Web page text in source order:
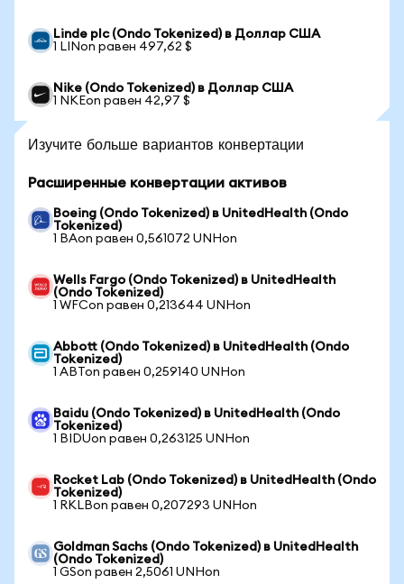
Linde plc (Ondo Tokenized) в Доллар США
1 LINon равен 497,62 $
Nike (Ondo Tokenized) в Доллар США
1 NKEon равен 42,97 $
Изучите больше вариантов конвертации
Расширенные конвертации активов
Boeing (Ondo Tokenized) в UnitedHealth (Ondo
Tokenized)
1 BAon равен 0,561072 UNHon
Wells Fargo (Ondo Tokenized) в UnitedHealth
(Ondo Tokenized)
1 WFCon равен 0,213644 UNHon
Abbott (Ondo Tokenized) в UnitedHealth (Ondo
Tokenized)
1 ABTon равен 0,259140 UNHon
Baidu (Ondo Tokenized) в UnitedHealth (Ondo
Tokenized)
1 BIDUon равен 0,263125 UNHon
Rocket Lab (Ondo Tokenized) в UnitedHealth (Ondo
Tokenized)
1 RKLBon равен 0,207293 UNHon
Goldman Sachs (Ondo Tokenized) в UnitedHealth
(Ondo Tokenized)
1 GSon равен 2,5061 UNHon